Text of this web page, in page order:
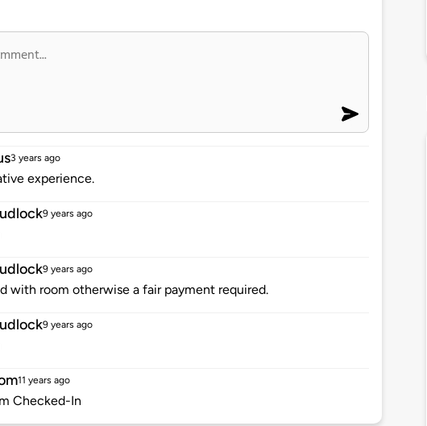
3 years ago
experience.
9 years ago
9 years ago
with room otherwise a fair payment required.
9 years ago
11 years ago
Checked-In